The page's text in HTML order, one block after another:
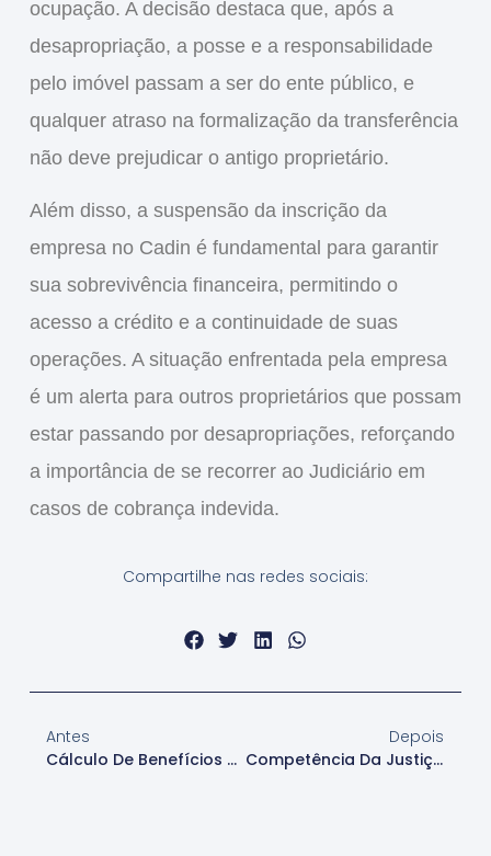
ocupação. A decisão destaca que, após a
desapropriação, a posse e a responsabilidade
pelo imóvel passam a ser do ente público, e
qualquer atraso na formalização da transferência
não deve prejudicar o antigo proprietário.
Além disso, a suspensão da inscrição da
empresa no Cadin é fundamental para garantir
sua sobrevivência financeira, permitindo o
acesso a crédito e a continuidade de suas
operações. A situação enfrentada pela empresa
é um alerta para outros proprietários que possam
estar passando por desapropriações, reforçando
a importância de se recorrer ao Judiciário em
casos de cobrança indevida.
Compartilhe nas redes sociais:
Antes
Cálculo De Benefícios Previdenciários Anteriores À Constituição De 1988: Entenda A Decisão Do STJ
Depois
Competência Da Justiça Do Trabalho Na Execução De Crédito Trabalhista Extraconcursal